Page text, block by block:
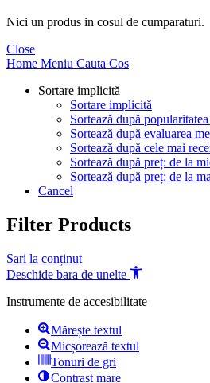
Nici un produs in cosul de cumparaturi.
Close
Home Meniu Cauta Cos
Sortare implicită
Sortare implicită
Sortează după
Sortează după evaluarea
Sortează după cele mai
Sortează după preț: de la
Sortează după preț: de la
Cancel
Filter Products
Sari la conținut
Deschide bara de unelte
Instrumente de accesibilitate
Mărește textul
Micșorează textul
Tonuri de gri
Contrast mare